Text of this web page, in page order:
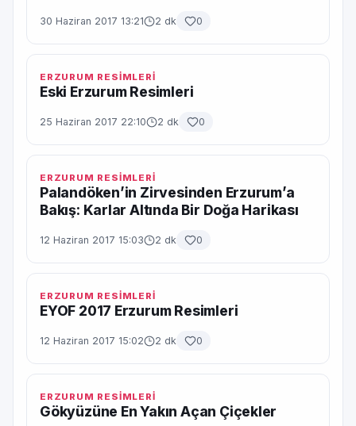
30 Haziran 2017 13:21 2 dk 0
ERZURUM RESİMLERİ
Eski Erzurum Resimleri
25 Haziran 2017 22:10 2 dk 0
ERZURUM RESİMLERİ
Palandöken’in Zirvesinden Erzurum’a
Bakış: Karlar Altında Bir Doğa Harikası
12 Haziran 2017 15:03 2 dk 0
ERZURUM RESİMLERİ
EYOF 2017 Erzurum Resimleri
12 Haziran 2017 15:02 2 dk 0
ERZURUM RESİMLERİ
Gökyüzüne En Yakın Açan Çiçekler